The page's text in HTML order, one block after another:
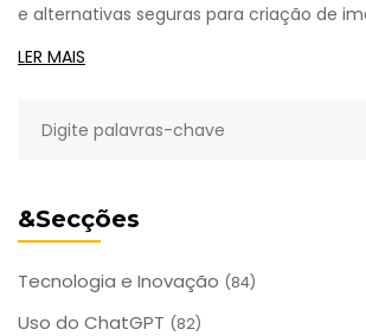
&Secções
Tecnologia e Inovação (84)
Uso do ChatGPT (82)
e alternativas seguras para criação de
com inteligência artificial.
LER MAIS